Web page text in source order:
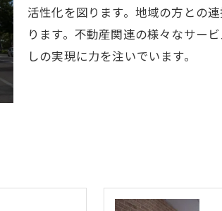
活性化を図ります。地域の方との
ります。不動産関連の様々なサー
しの実現に力を注いでいます。